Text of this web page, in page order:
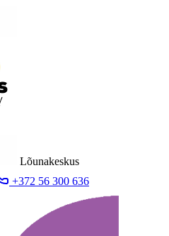
Lõunakeskus
+372 56 300 636